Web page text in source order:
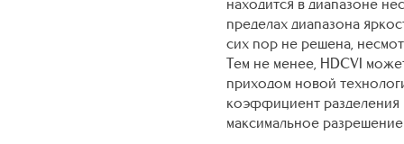
пределах диапазона
сих пор не решена,
Тем не менее, HDCVI
приходом новой
коэффициент разделения
максимальное